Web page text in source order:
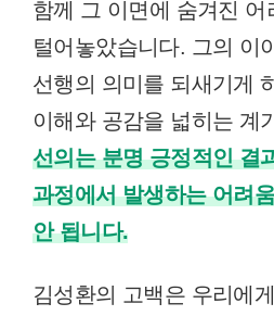
함께 그 이면에 숨겨진 어
털어놓았습니다. 그의 이
선행의 의미를 되새기게
이해와 공감을 넓히는 계
선의는 분명 긍정적인 결
과정에서 발생하는 어려
안 됩니다.
김성환의 고백은 우리에게